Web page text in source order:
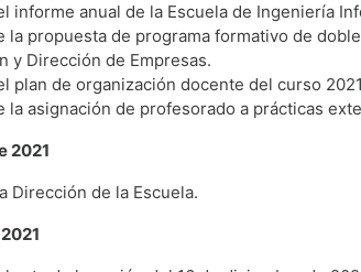
informe anual de la Escuela de Ingeniería
la propuesta de programa formativo de
y Dirección de Empresas.
plan de organización docente del curso
la asignación de profesorado a prácticas
2021
Dirección de la Escuela.